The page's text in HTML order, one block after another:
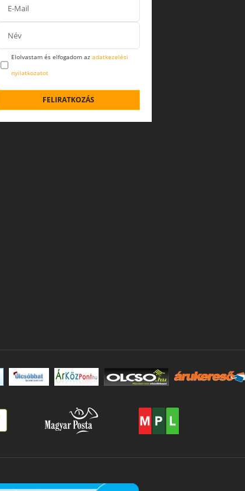
Elolvastam és elfogadom az adatkezelési
nyilatkozatot
FELIRATKOZÁS